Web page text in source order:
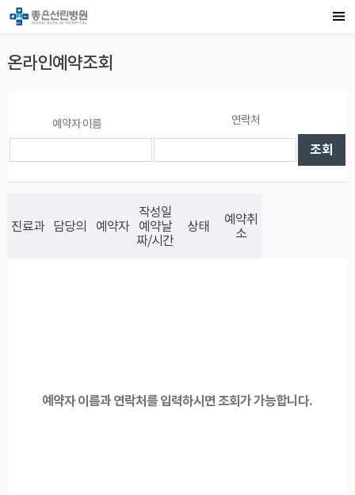
온라인예약조회
예약자 이름 연락처
진료과 담당의 예약자
작성일
예약날
짜/시간
상태
예약취
소
예약자 이름과 연락처를 입력하시면 조회가 가능합니다.